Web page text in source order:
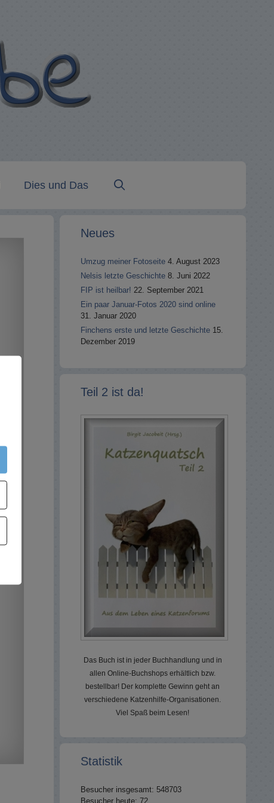
Dies und Das
Neues
Umzug meiner Fotoseite 4. August 2023
Nelsis letzte Geschichte 8. Juni 2022
FIP ist heilbar! 22. September 2021
Ein paar Januar-Fotos 2020 sind online
31. Januar 2020
Finchens erste und letzte Geschichte 15.
Dezember 2019
Teil 2 ist da!
Das Buch ist in jeder Buchhandlung und in
allen Online-Buchshops erhältlich bzw.
bestellbar! Der komplette Gewinn geht an
verschiedene Katzenhilfe-Organisationen.
Viel Spaß beim Lesen!
Statistik
Besucher insgesamt: 548703
Besucher heute: 72